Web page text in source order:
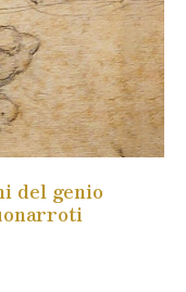
del genio